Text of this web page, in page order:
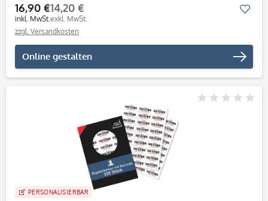
16,90 €
inkl. MwSt.
14,20 €
exkl. MwSt.
zzgl. Versandkosten
Online gestalten
PERSONALISIERBAR